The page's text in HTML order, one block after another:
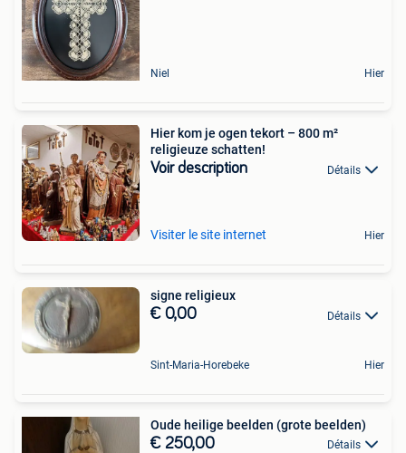
Niel Hier
Hier kom je ogen tekort – 800 m²
religieuze schatten!
Voir description Détails
Visiter le site internet Hier
signe religieux
€ 0,00 Détails
Sint-Maria-Horebeke Hier
Oude heilige beelden (grote beelden)
€ 250,00 Détails